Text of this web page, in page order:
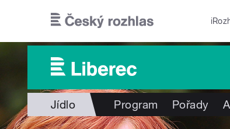
Jídlo Program Pořady